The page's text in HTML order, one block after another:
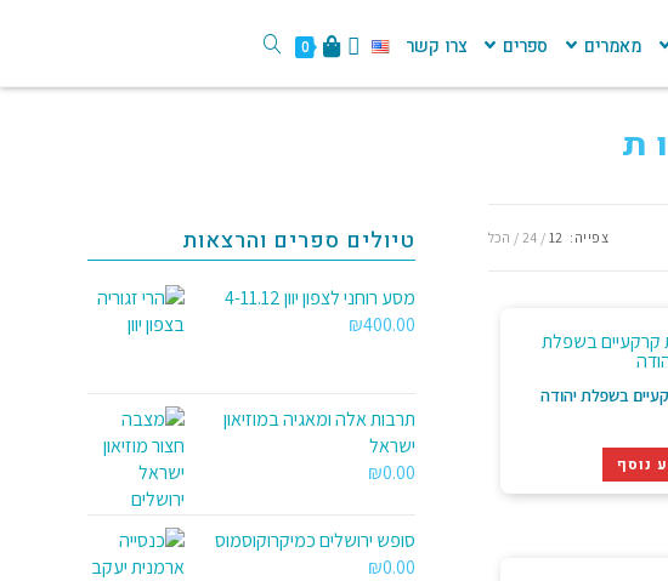
מאמרים ספרים צרו קשר 0
צפייה: 12
24 הכל
בשפלת יהודה
נוסף
טיולים ספרים והרצאות
מסע רוחני לצפון יוון 4-11.12
₪400.00
תרבות אלה ומאגיה במוזיאון
ישראל
₪0.00
סופש ירושלים כמיקרוקוסמוס
₪0.00